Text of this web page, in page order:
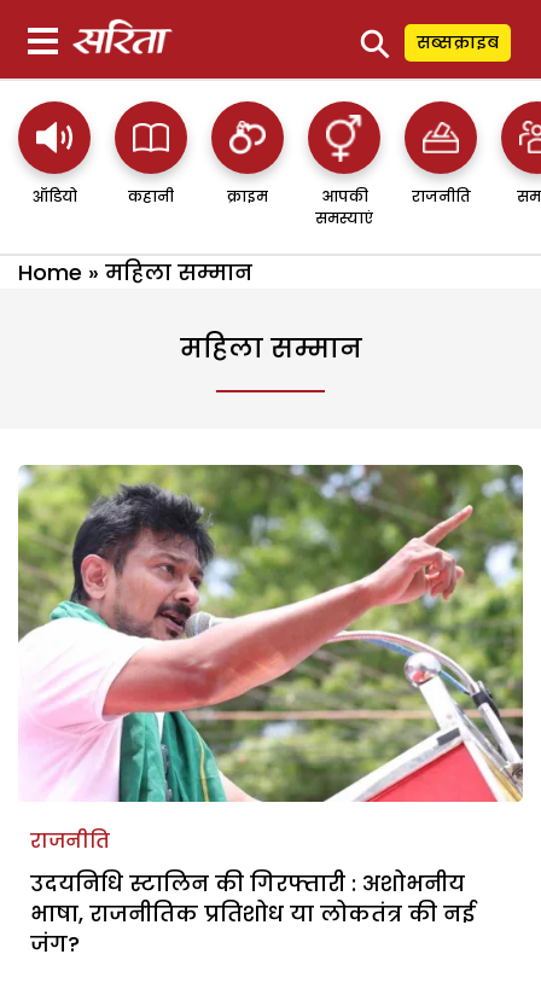
⚲ सब्सक्राइब
ऑडियो कहानी क्राइम
आपकी
समस्याएं
राजनीति
Home » महिला सम्मान
महिला सम्मान
राजनीति
उदयनिधि स्टालिन की गिरफ्तारी : अशोभनीय
भाषा, राजनीतिक प्रतिशोध या लोकतंत्र की नई
जंग?